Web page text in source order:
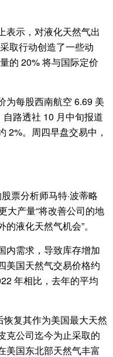
表示，对液化天然气出
取行动创造了一些动
的 20% 将与国际定价
为每股西南航空 6.69 美
路透社 10 月中旬报道
2%。周四早盘交易中，
票分析师马特·波蒂略
大产量“将改善公司的地
液化天然气机会”。
内需求，导致库存增加
美国天然气交易价格约
年相比，去年的平均
复其作为美国最大天然
克公司迄今为止采取的
美国东北部天然气丰富